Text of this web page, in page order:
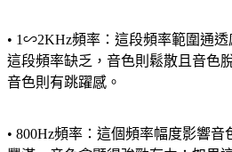
• 1∽2KHz頻率：這段頻率範圍通
這段頻率缺乏，音色則鬆散且音色
音色則有跳躍感。
• 800Hz頻率：這個頻率幅度影響